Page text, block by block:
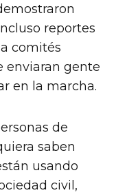
reportes
comités
enviaran gente
en la marcha.
de
saben
usando
civil,